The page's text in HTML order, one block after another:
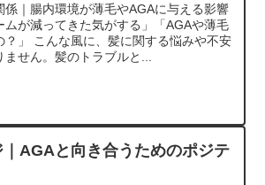
｜腸内環境が薄毛やAGAに与える影響
ムが減ってきた気がする」「AGAや薄毛
」 こんな風に、髪に関する悩みや不安
せん。髪のトラブルと...
AGAと向き合うためのポジテ